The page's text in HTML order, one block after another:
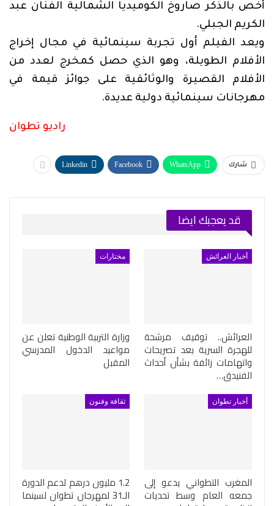
أخص بالذكر صاروخ الكوميديا الشمالية الفنان عبد
الكريم الجبلي.
ويعد الفيلم أول تجربة سينمائية في مجال إخراج
الأفلام الطويلة، وهو الذي حصل كمخرج لعدد من
الأفلام القصيرة والوثائقية على جوائز قيمة في
مهرجانات سينمائية دولية عديدة.
راديو تطوان
شارك WhatsApp
Facebook
Linkedin
قد يعجبك ايضا
أخبار العرائش
العرائش.. توقيف مرشحة
للهجرة السرية بعد تصريحات
واتهامات زائفة بشأن أحداث
الفنيدق…
مختارات
وزارة التربية الوطنية تعلن عن
مواعيد الدخول المدرسي
المقبل
أخبار تطوان
المغرب التطواني يدعو إلى
جمعه العام وسط تحديات
ثقافة وفنون
1.2 مليون درهم لدعم الدورة
الـ31 لمهرجان تطوان لسينما